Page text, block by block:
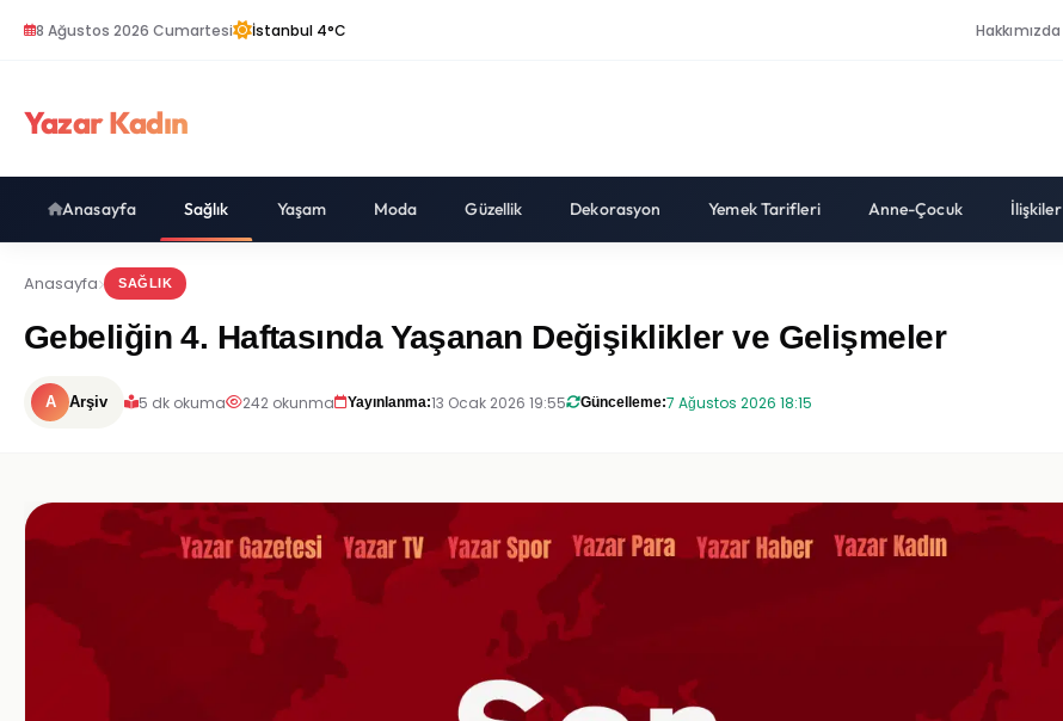
8 Ağustos 2026 Cumartesi İstanbul 4°C Hakkımızda
Yazar Kadın
Anasayfa Sağlık Yaşam Moda Güzellik Dekorasyon Yemek Tarifleri Anne-Çocuk İlişkiler
Anasayfa SAĞLIK
Gebeliğin 4. Haftasında Yaşanan Değişiklikler ve Gelişmeler
A Arşiv 5 dk okuma 242 okunma Yayınlanma:13 Ocak 2026 19:55 Güncelleme:7 Ağustos 2026 18:15